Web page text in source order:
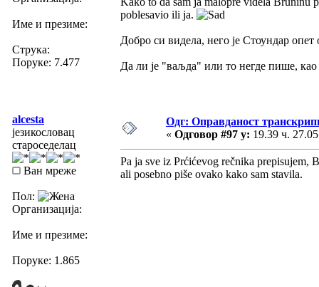
Име и презиме:
Струка:
Поруке: 7.477
poblesavio ili ja.
Добро си видела, него је Стоундар
Да ли је "ваљда" или то негде пише,
alcesta
језикословац
староседелац
Ван мреже
Пол:
Организација:
Име и презиме:
Поруке: 1.865
Одг: Оправданост
« Одговор #97 у: 19.39 ч.
Pa ja sve iz Prćićevog rečnika prepisujem,
ali posebno piše ovako kako sam stavila.